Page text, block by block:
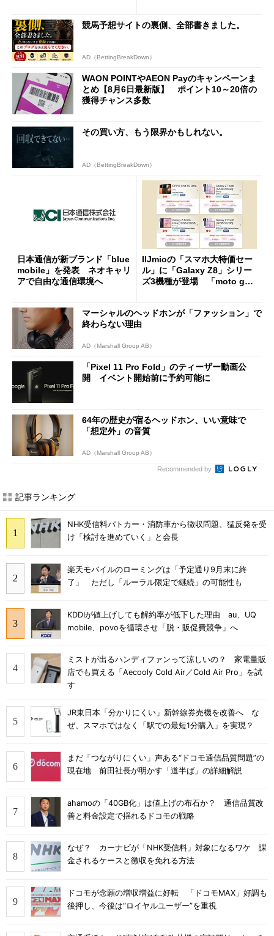
競馬予想サイトの裏側、全部書きました。
AD（BettingBreakDown）
WAON POINTやAEON Payのキャンペーンま
とめ【8月6日最新版】 ポイント10～20倍の
獲得チャンス多数
その買い方、もう限界かもしれない。
AD（BettingBreakDown）
日本通信が新ブランド「blue
mobile」を発表 ネオキャリ
アで自由な通信環境へ
IIJmioの「スマホ大特価セー
ル」に「Galaxy Z8」シリー
ズ3機種が登場 「moto g37
マーシャルのヘッドホンが「ファッション」で
終わらない理由
AD（Marshall Group AB）
「Pixel 11 Pro Fold」のティーザー動画公
開 イベント開始前に予約可能に
64年の歴史が宿るヘッドホン、いい意味で
「想定外」の音質
AD（Marshall Group AB）
Recommended by
記事ランキング
NHK受信料パトカー・消防車から徴収問題、猛反発を受
け「検討を進めていく」と会長
楽天モバイルのローミングは「予定通り9月末に終
了」 ただし「ルーラル限定で継続」の可能性も
KDDIが値上げしても解約率が低下した理由 au、UQ
mobile、povoを循環させ「脱・販促費競争」へ
ミストが出るハンディファンって涼しいの？ 家電量販
店でも買える「Aecooly Cold Air／Cold Air Pro」を試
す
JR東日本「分かりにくい」新幹線券売機を改善へ な
ぜ、スマホではなく「駅での最短1分購入」を実現？
まだ「つながりにくい」声ある“ドコモ通信品質問題”の
現在地 前田社長が明かす「道半ば」の詳細解説
ahamoの「40GB化」は値上げの布石か？ 通信品質改
善と料金設定で揺れるドコモの戦略
なぜ？ カーナビが「NHK受信料」対象になるワケ 課
金されるケースと徴収を免れる方法
ドコモが念願の増収増益に好転 「ドコモMAX」好調も
後押し、今後は“ロイヤルユーザー”を重視